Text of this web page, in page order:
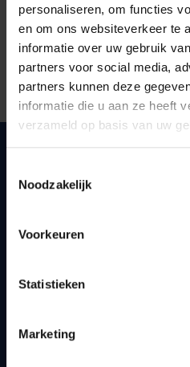
personaliseren, om functies
en om ons websiteverkeer te
informatie over uw gebruik
partners voor social media,
partners kunnen deze
informatie die u aan ze heeft
verzameld op basis van uw
Noodzakelijk
Voorkeuren
Statistieken
Marketing
Snel naar
Bereikbaarheid